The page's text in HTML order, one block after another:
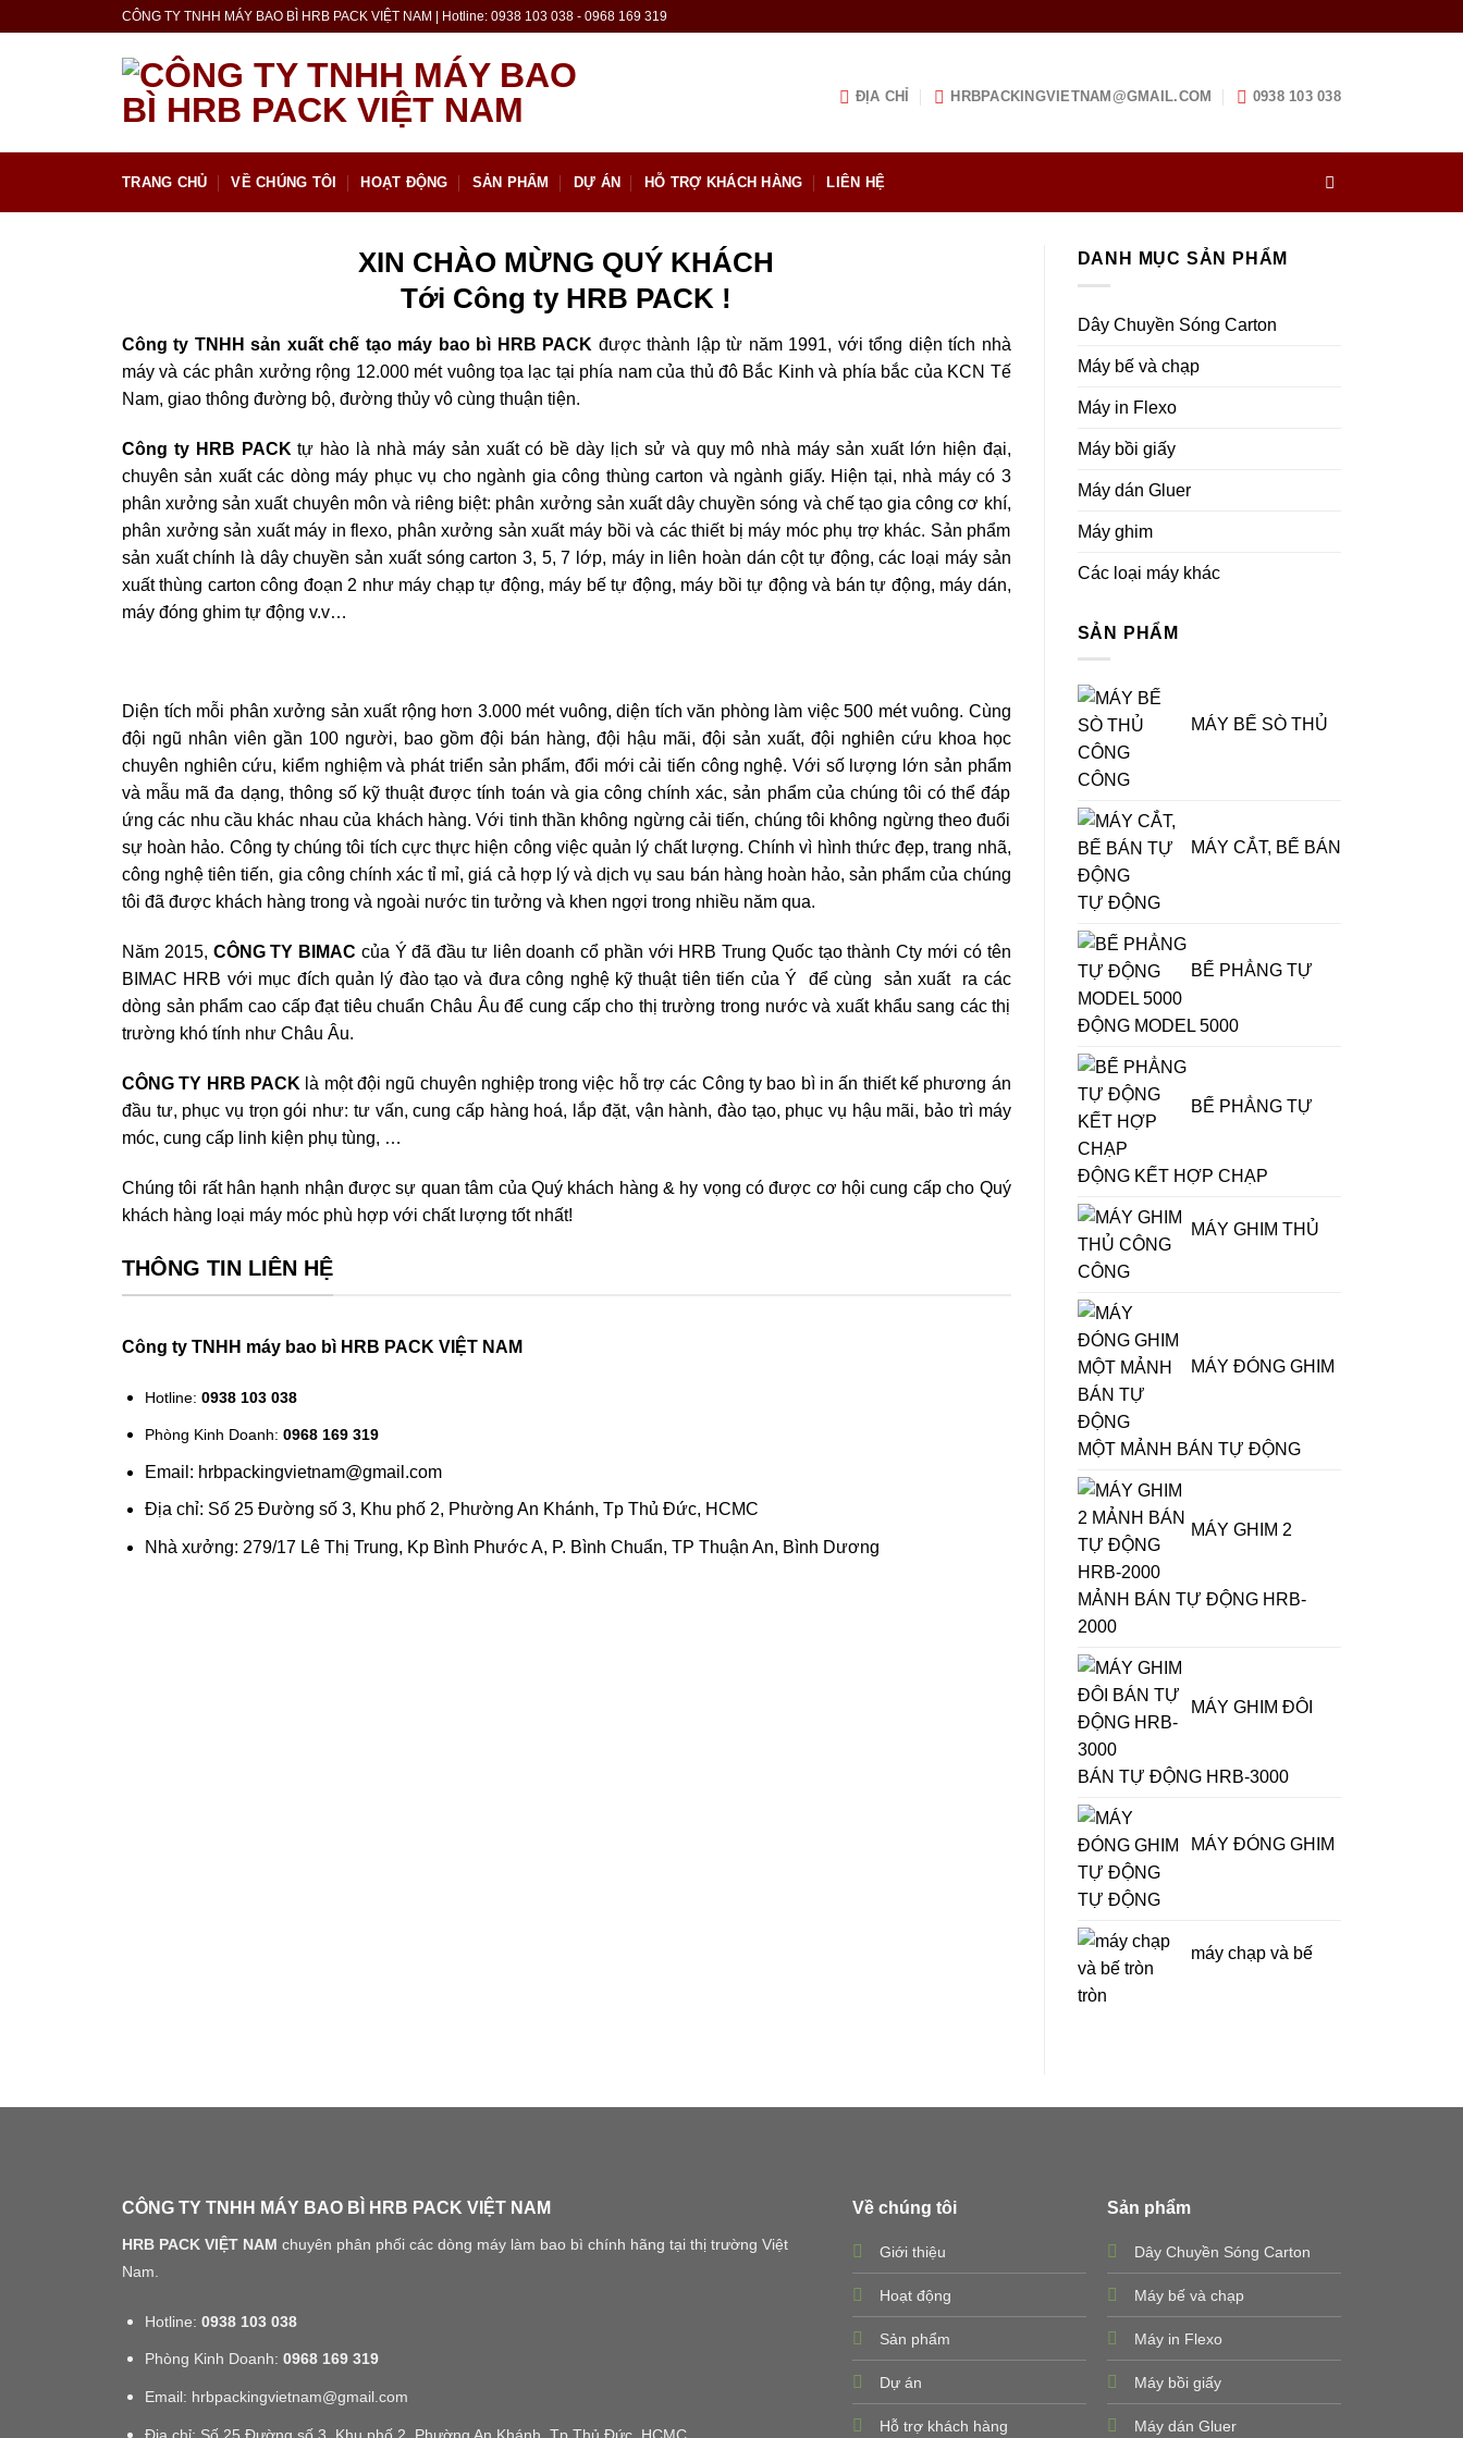
CÔNG TY TNHH MÁY BAO BÌ HRB PACK VIỆT NAM | Hotline: 0938 103 038 - 0968 169 319
ĐỊA CHỈ HRBPACKINGVIETNAM@GMAIL.COM 0938 103 038
TRANG CHỦ VỀ CHÚNG TÔI HOẠT ĐỘNG SẢN PHẨM DỰ ÁN HỖ TRỢ KHÁCH HÀNG LIÊN HỆ
XIN CHÀO MỪNG QUÝ KHÁCH
Tới Công ty HRB PACK !
Công ty TNHH sản xuất chế tạo máy bao bì HRB PACK được thành lập từ năm 1991, với tổng diện tích nhà
máy và các phân xưởng rộng 12.000 mét vuông tọa lạc tại phía nam của thủ đô Bắc Kinh và phía bắc của KCN Tế
Nam, giao thông đường bộ, đường thủy vô cùng thuận tiện.
Công ty HRB PACK tự hào là nhà máy sản xuất có bề dày lịch sử và quy mô nhà máy sản xuất lớn hiện đại,
chuyên sản xuất các dòng máy phục vụ cho ngành gia công thùng carton và ngành giấy. Hiện tại, nhà máy có 3
phân xưởng sản xuất chuyên môn và riêng biệt: phân xưởng sản xuất dây chuyền sóng và chế tạo gia công cơ khí,
phân xưởng sản xuất máy in flexo, phân xưởng sản xuất máy bồi và các thiết bị máy móc phụ trợ khác. Sản phẩm
sản xuất chính là dây chuyền sản xuất sóng carton 3, 5, 7 lớp, máy in liên hoàn dán cột tự động, các loại máy sản
xuất thùng carton công đoạn 2 như máy chạp tự động, máy bế tự động, máy bồi tự động và bán tự động, máy dán,
máy đóng ghim tự động v.v…
Diện tích mỗi phân xưởng sản xuất rộng hơn 3.000 mét vuông, diện tích văn phòng làm việc 500 mét vuông. Cùng
đội ngũ nhân viên gần 100 người, bao gồm đội bán hàng, đội hậu mãi, đội sản xuất, đội nghiên cứu khoa học
chuyên nghiên cứu, kiểm nghiệm và phát triển sản phẩm, đổi mới cải tiến công nghệ. Với số lượng lớn sản phẩm
và mẫu mã đa dạng, thông số kỹ thuật được tính toán và gia công chính xác, sản phẩm của chúng tôi có thể đáp
ứng các nhu cầu khác nhau của khách hàng. Với tinh thần không ngừng cải tiến, chúng tôi không ngừng theo đuổi
sự hoàn hảo. Công ty chúng tôi tích cực thực hiện công việc quản lý chất lượng. Chính vì hình thức đẹp, trang nhã,
công nghệ tiên tiến, gia công chính xác tỉ mỉ, giá cả hợp lý và dịch vụ sau bán hàng hoàn hảo, sản phẩm của chúng
tôi đã được khách hàng trong và ngoài nước tin tưởng và khen ngợi trong nhiều năm qua.
Năm 2015, CÔNG TY BIMAC của Ý đã đầu tư liên doanh cổ phần với HRB Trung Quốc tạo thành Cty mới có tên
BIMAC HRB với mục đích quản lý đào tạo và đưa công nghệ kỹ thuật tiên tiến của Ý để cùng sản xuất ra các
dòng sản phẩm cao cấp đạt tiêu chuẩn Châu Âu để cung cấp cho thị trường trong nước và xuất khẩu sang các thị
trường khó tính như Châu Âu.
CÔNG TY HRB PACK là một đội ngũ chuyên nghiệp trong việc hỗ trợ các Công ty bao bì in ấn thiết kế phương án
đầu tư, phục vụ trọn gói như: tư vấn, cung cấp hàng hoá, lắp đặt, vận hành, đào tạo, phục vụ hậu mãi, bảo trì máy
móc, cung cấp linh kiện phụ tùng, …
Chúng tôi rất hân hạnh nhận được sự quan tâm của Quý khách hàng & hy vọng có được cơ hội cung cấp cho Quý
khách hàng loại máy móc phù hợp với chất lượng tốt nhất!
THÔNG TIN LIÊN HỆ
Công ty TNHH máy bao bì HRB PACK VIỆT NAM
Hotline: 0938 103 038
Phòng Kinh Doanh: 0968 169 319
Email: hrbpackingvietnam@gmail.com
Địa chỉ: Số 25 Đường số 3, Khu phố 2, Phường An Khánh, Tp Thủ Đức, HCMC
Nhà xưởng: 279/17 Lê Thị Trung, Kp Bình Phước A, P. Bình Chuẩn, TP Thuận An, Bình Dương
DANH MỤC SẢN PHẨM
Dây Chuyền Sóng Carton
Máy bế và chạp
Máy in Flexo
Máy bồi giấy
Máy dán Gluer
Máy ghim
Các loại máy khác
SẢN PHẨM
MÁY BẾ SÒ THỦ
CÔNG
MÁY CẮT, BẾ BÁN
TỰ ĐỘNG
BẾ PHẲNG TỰ
ĐỘNG MODEL 5000
BẾ PHẲNG TỰ
ĐỘNG KẾT HỢP CHẠP
MÁY GHIM THỦ
CÔNG
MÁY ĐÓNG GHIM
MỘT MẢNH BÁN TỰ ĐỘNG
MÁY GHIM 2
MẢNH BÁN TỰ ĐỘNG HRB-
2000
MÁY GHIM ĐÔI
BÁN TỰ ĐỘNG HRB-3000
MÁY ĐÓNG GHIM
TỰ ĐỘNG
máy chạp và bế
tròn
CÔNG TY TNHH MÁY BAO BÌ HRB PACK VIỆT NAM
HRB PACK VIỆT NAM chuyên phân phối các dòng máy làm bao bì chính hãng tại thị trường Việt
Nam.
Hotline: 0938 103 038
Phòng Kinh Doanh: 0968 169 319
Email: hrbpackingvietnam@gmail.com
Địa chỉ: Số 25 Đường số 3, Khu phố 2, Phường An Khánh, Tp Thủ Đức, HCMC
Về chúng tôi
Giới thiệu
Hoạt động
Sản phẩm
Dự án
Hỗ trợ khách hàng
Sản phẩm
Dây Chuyền Sóng Carton
Máy bế và chạp
Máy in Flexo
Máy bồi giấy
Máy dán Gluer